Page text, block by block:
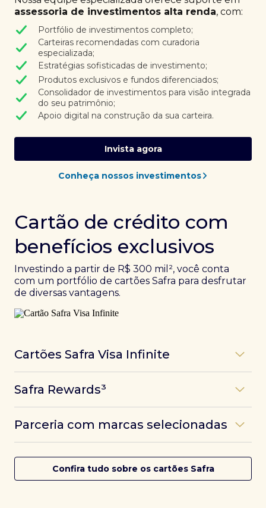
assessoria de investimentos alta renda, com:
Portfólio de investimentos completo;
Carteiras recomendadas com curadoria
especializada;
Estratégias sofisticadas de investimento;
Produtos exclusivos e fundos diferenciados;
Consolidador de investimentos para visão integrada
do seu patrimônio;
Apoio digital na construção da sua carteira.
Invista agora
Conheça nossos investimentos
Cartão de crédito com
benefícios exclusivos
Investindo a partir de R$ 300 mil², você conta
com um portfólio de cartões Safra para desfrutar
de diversas vantagens.
Cartões Safra Visa Infinite
experiências refinadas a benefícios únicos, como
converte seus investimentos em limite no cartão e
conta com acesso a mais de 1.400 salas VIP Dragon
Pass ao redor do mundo.
Safra Rewards³
das melhores pontuações do mercado.
Parceria com marcas selecionadas
cartões Safra.
Confira tudo sobre os cartões Safra